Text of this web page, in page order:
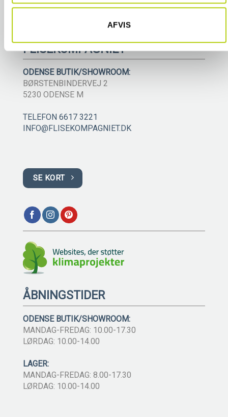
AFVIS
FLISEKOMPAGNIET
ODENSE BUTIK/SHOWROOM:
BØRSTENBINDERVEJ 2
5230 ODENSE M
TELEFON 6617 3221
INFO@FLISEKOMPAGNIET.DK
SE KORT
ÅBNINGSTIDER
ODENSE BUTIK/SHOWROOM:
MANDAG-FREDAG: 10.00-17.30
LØRDAG: 10.00-14.00
LAGER:
MANDAG-FREDAG: 8.00-17.30
LØRDAG: 10.00-14.00